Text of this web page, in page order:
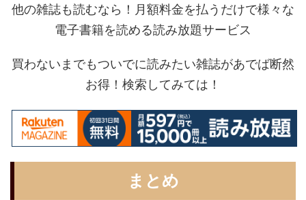
他の雑誌も読むなら！月額料金を払うだけで様々な
電子書籍を読める読み放題サービス
買わないまでもついでに読みたい雑誌があでば断然
お得！検索してみては！
まとめ